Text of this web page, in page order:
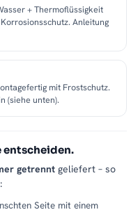
+ Thermoflüssigkeit
Anleitung
mit Frostschutz.
(siehe unten).
entscheiden.
getrennt geliefert – so
Seite mit einem